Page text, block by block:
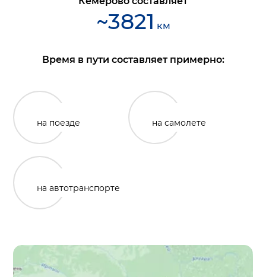
~3821 км
Время в пути составляет примерно:
на поезде на самолете
на автотранспорте